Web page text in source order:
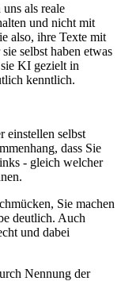
als reale
und nicht mit
also, ihre Texte mit
selbst haben etwas
KI gezielt in
kenntlich.
einstellen selbst
dass Sie
- gleich welcher
Sie machen
deutlich. Auch
und dabei
Nennung der